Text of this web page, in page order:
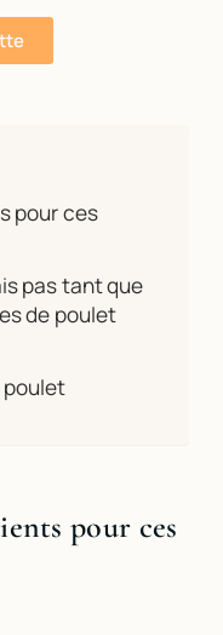
pour ces
pas tant que
de poulet
pour ces